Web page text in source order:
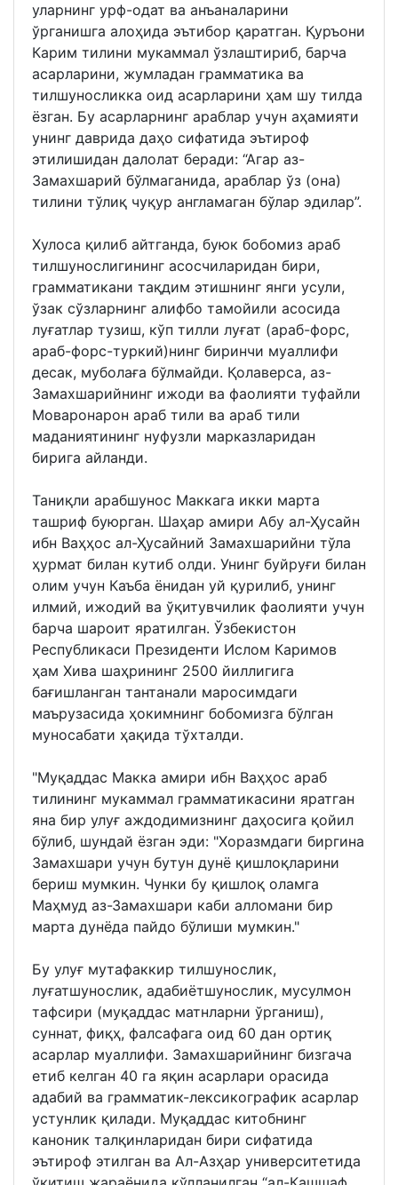
уларнинг урф-одат ва анъаналарини
ўрганишга алоҳида эътибор қаратган. Қуръони
Карим тилини мукаммал ўзлаштириб, барча
асарларини, жумладан грамматика ва
тилшуносликка оид асарларини ҳам шу тилда
ёзган. Бу асарларнинг араблар учун аҳамияти
унинг даврида даҳо сифатида эътироф
этилишидан далолат беради: “Агар аз-
Замахшарий бўлмаганида, араблар ўз (она)
тилини тўлиқ чуқур англамаган бўлар эдилар”.
Хулоса қилиб айтганда, буюк бобомиз араб
тилшунослигининг асосчиларидан бири,
грамматикани тақдим этишнинг янги усули,
ўзак сўзларнинг алифбо тамойили асосида
луғатлар тузиш, кўп тилли луғат (араб-форс,
араб-форс-туркий)нинг биринчи муаллифи
десак, муболаға бўлмайди. Қолаверса, аз-
Замахшарийнинг ижоди ва фаолияти туфайли
Моваронарон араб тили ва араб тили
маданиятининг нуфузли марказларидан
бирига айланди.
Таниқли арабшунос Маккага икки марта
ташриф буюрган. Шаҳар амири Абу ал-Ҳусайн
ибн Ваҳҳос ал-Ҳусайний Замахшарийни тўла
ҳурмат билан кутиб олди. Унинг буйруғи билан
олим учун Каъба ёнидан уй қурилиб, унинг
илмий, ижодий ва ўқитувчилик фаолияти учун
барча шароит яратилган. Ўзбекистон
Республикаси Президенти Ислом Каримов
ҳам Хива шаҳрининг 2500 йиллигига
бағишланган тантанали маросимдаги
маърузасида ҳокимнинг бобомизга бўлган
муносабати ҳақида тўхталди.
"Муқаддас Макка амири ибн Ваҳҳос араб
тилининг мукаммал грамматикасини яратган
яна бир улуғ аждодимизнинг даҳосига қойил
бўлиб, шундай ёзган эди: "Хоразмдаги биргина
Замахшари учун бутун дунё қишлоқларини
бериш мумкин. Чунки бу қишлоқ оламга
Маҳмуд аз-Замахшари каби алломани бир
марта дунёда пайдо бўлиши мумкин."
Бу улуғ мутафаккир тилшунослик,
луғатшунослик, адабиётшунослик, мусулмон
тафсири (муқаддас матнларни ўрганиш),
суннат, фиқҳ, фалсафага оид 60 дан ортиқ
асарлар муаллифи. Замахшарийнинг бизгача
етиб келган 40 га яқин асарлари орасида
адабий ва грамматик-лексикографик асарлар
устунлик қилади. Муқаддас китобнинг
каноник талқинларидан бири сифатида
эътироф этилган ва Ал-Азҳар университетида